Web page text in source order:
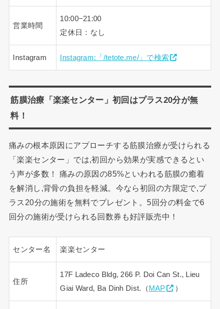
営業時間
10:00−21:00
定休日：なし
Instagram Instagram:「/tetote.me/」で検索
筋膜治療「楽楽センター」初回はプラス20分が無
料！
痛みの根本原因にアプローチする筋膜治療が受けられる
「楽楽センター」では,初回から効果が実感できるとい
う声が多数！ 痛みの原因の85%といわれる筋膜の癒着
を解消し,背骨の負担を軽減。今なら初回の方限定で,プ
ラス20分の施術を無料でプレゼント。5回分の料金で6
回分の施術が受けられる回数券も好評販売中！
センター名 楽楽センター
住所
17F Ladeco Bldg, 266 P. Doi Can St., Lieu
Giai Ward, Ba Dinh Dist.（ MAP ）